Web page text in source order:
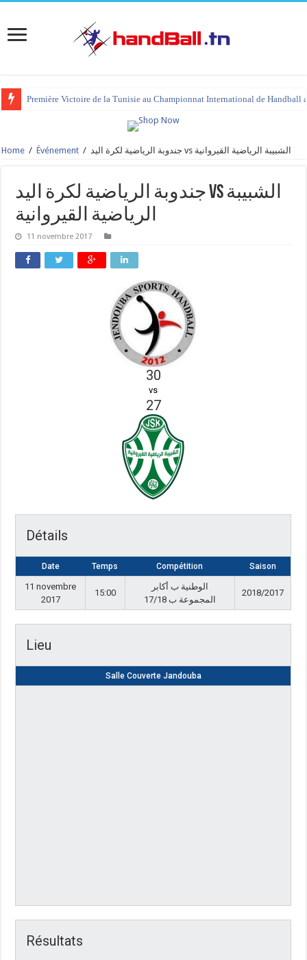
Première Victoire de la Tunisie au Championnat International de Handball
Home / Événement / جندوبة الرياضية لكرة اليد vs الشبيبة الرياضية القيروانية
جندوبة الرياضية لكرة اليد vs الشبيبة
الرياضية القيروانية
11 novembre 2017
30
vs
27
Détails
Date Temps Compétition Saison
11 novembre
2017
15:00
الوطنية ب أكابر
المجموعة ب 17/18
2018/2017
Lieu
Salle Couverte Jandouba
Résultats